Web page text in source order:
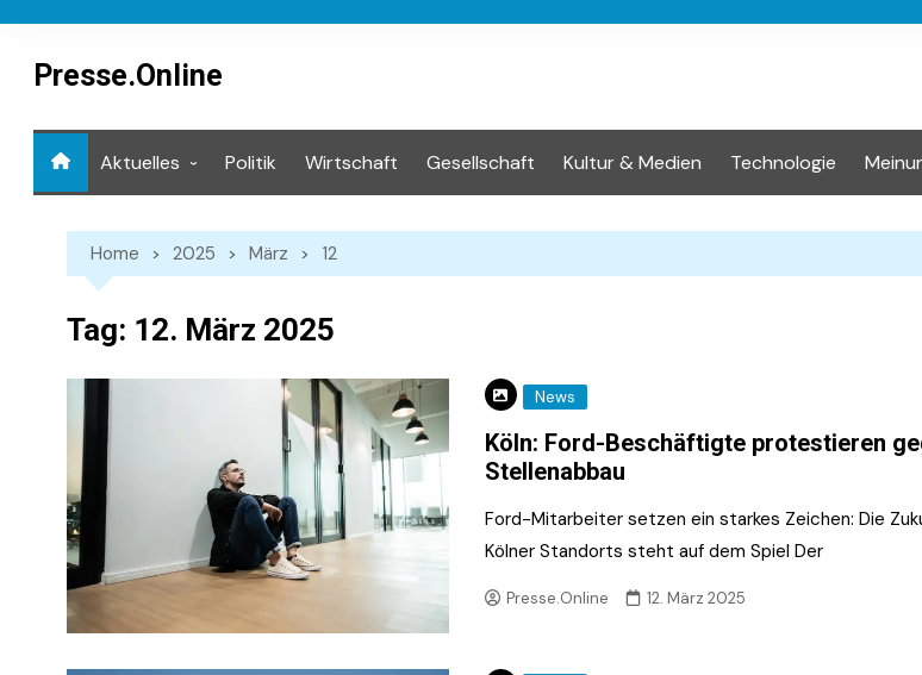
contentPresse.Online
Aktuelles Politik Wirtschaft Gesellschaft Kultur & Medien Technologie
Home 2025 März 12
Tag: 12. März 2025
News
Köln: Ford-Beschäftigte protestieren
Stellenabbau
Ford-Mitarbeiter setzen ein starkes Zeichen: Die
Kölner Standorts steht auf dem Spiel Der
Presse.Online 12. März 2025